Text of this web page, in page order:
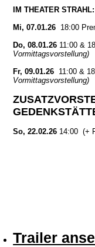
IM THEATER STRAHL:
Mi, 07.01.26 18:00
Do, 08.01.26 11:00 &
Vormittagsvorstellung)
Fr, 09.01.26 11:00 &
Vormittagsvorstellung)
So, 22.02.26 14:00(+
Trailer